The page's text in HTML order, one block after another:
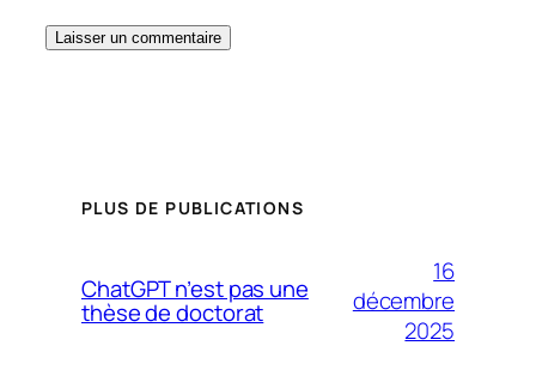
PLUS DE PUBLICATIONS
ChatGPT n’est pas une
thèse de doctorat
16
décembre
2025